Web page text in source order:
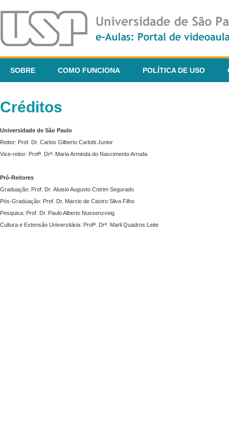
SOBRE COMO FUNCIONA POLÍTICA DE USO
Créditos
Universidade de São Paulo
Reitor: Prof. Dr. Carlos Gilberto Carlotti Junior
Vice-reitor: Profª. Drª. Maria Arminda do Nascimento Arruda
Pró-Reitores
Graduação: Prof. Dr. Aluisio Augusto Cotrim Segurado
Pós-Graduação: Prof. Dr. Marcio de Castro Silva Filho
Pesquisa: Prof. Dr. Paulo Alberto Nussenzveig
Cultura e Extensão Universitária: Profª. Drª. Marli Quadros Leite